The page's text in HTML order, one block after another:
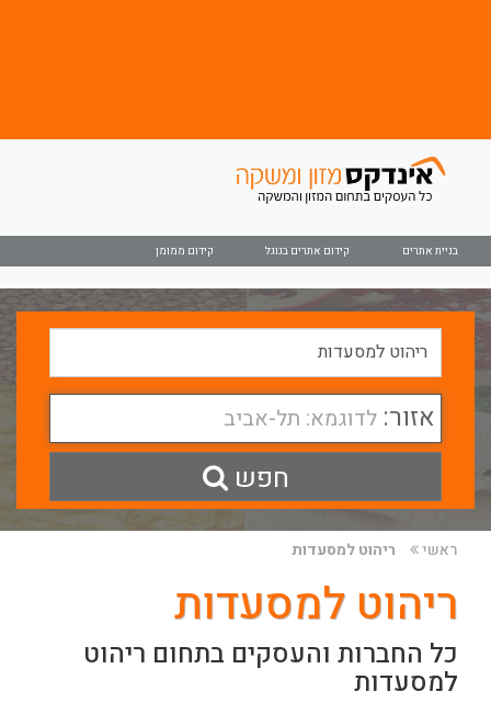
בניית אתרים קידום אתרים בגוגל קידום ממומן
אזור: לדוגמא: תל-אביב
חפש
ראשי ריהוט למסעדות
ריהוט למסעדות
כל החברות והעסקים בתחום ריהוט
למסעדות